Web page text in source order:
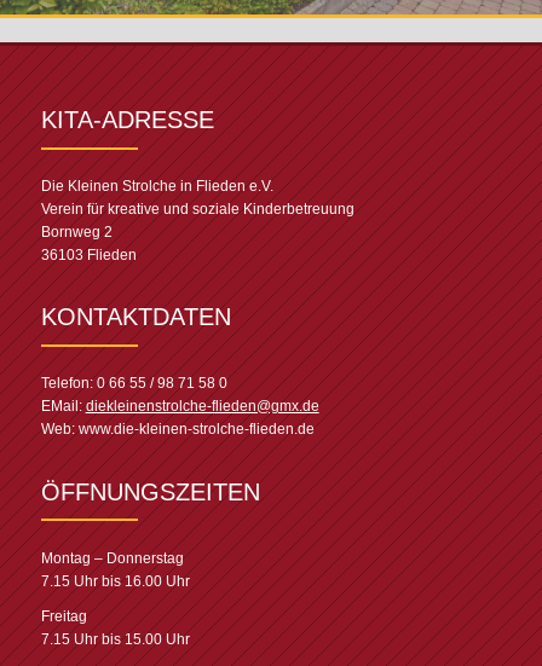
KITA-ADRESSE
Die Kleinen Strolche in Flieden e.V.
Verein für kreative und soziale Kinderbetreuung
Bornweg 2
36103 Flieden
KONTAKTDATEN
Telefon: 0 66 55 / 98 71 58 0
EMail:diekleinenstrolche-flieden@gmx.de
Web: www.die-kleinen-strolche-flieden.de
ÖFFNUNGSZEITEN
Montag – Donnerstag
7.15 Uhr bis 16.00 Uhr
Freitag
7.15 Uhr bis 15.00 Uhr